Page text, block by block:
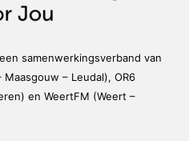
samenwerkingsverband van
– Leudal), OR6
en WeertFM (Weert –